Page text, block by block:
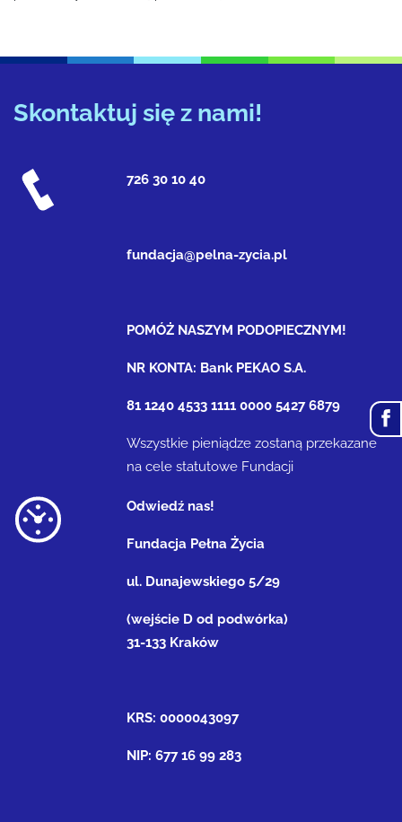
Skontaktuj się z nami!
726 30 10 40
fundacja@pelna-zycia.pl
POMÓŻ NASZYM PODOPIECZNYM!
NR KONTA: Bank PEKAO S.A.
81 1240 4533 1111 0000 5427 6879
Wszystkie pieniądze zostaną przekazane
na cele statutowe Fundacji
Odwiedź nas!
Fundacja Pełna Życia
ul. Dunajewskiego 5/29
(wejście D od podwórka)
31-133 Kraków
KRS: 0000043097
NIP: 677 16 99 283